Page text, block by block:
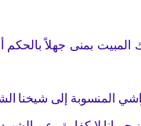
بمنى جهلاً بالحكم
المنسوبة إلى شيخنا